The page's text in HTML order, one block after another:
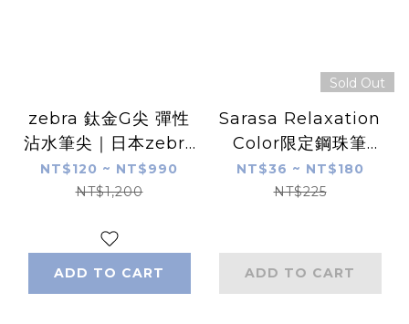
zebra 鈦金G尖 彈性
沾水筆尖｜日本zebra
斑馬
NT$120 ~ NT$990
NT$1,200
ADD TO CART
Sold Out
Sarasa Relaxation
Color限定鋼珠筆
0.5mm｜日本
ZEBRA
NT$36 ~ NT$180
NT$225
ADD TO CART